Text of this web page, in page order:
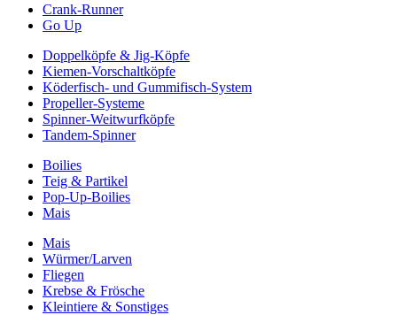
Crank-Runner
Go Up
Doppelköpfe & Jig-Köpfe
Kiemen-Vorschaltköpfe
Köderfisch- und Gummifisch-System
Propeller-Systeme
Spinner-Weitwurfköpfe
Tandem-Spinner
Boilies
Teig & Partikel
Pop-Up-Boilies
Mais
Mais
Würmer/Larven
Fliegen
Krebse & Frösche
Kleintiere & Sonstiges